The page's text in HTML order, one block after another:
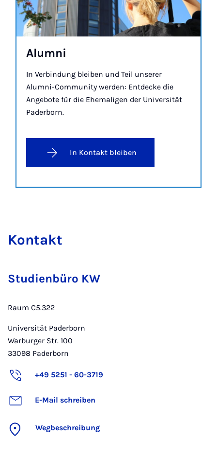
Alum­ni
In Verbindung bleiben und Teil unserer
Alumni-Community werden: Entdecke die
Angebote für die Ehemaligen der Universität
Paderborn.
In Kontakt bleiben
Kon­takt
Studienbüro KW
Raum C5.322
Universität Paderborn
Warburger Str. 100
33098 Paderborn
+49 5251 - 60-3719
E-Mail schreiben
Wegbeschreibung